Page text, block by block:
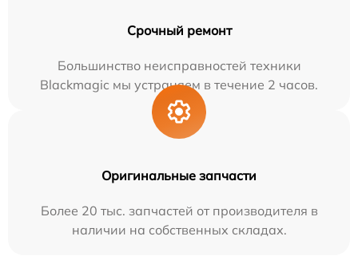
Срочный ремонт
Большинство неисправностей техники
Blackmagic мы устраняем в течение 2 часов.
Оригинальные запчасти
Более 20 тыс. запчастей от производителя в
наличии на собственных складах.